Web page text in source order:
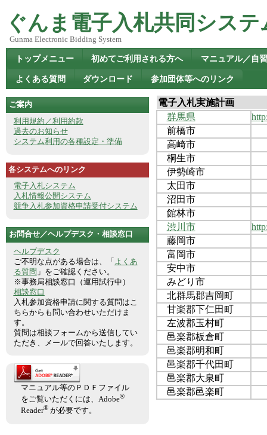
ぐんま電子入札共同システ
Gunma Electronic Bidding System
トップメニュー 初めてご利用される方へ
マニュアル／自
よくある質問
ダウンロード 参加団体等へのリンク
ご案内
利用規約／利用約款
過去のお知らせ
システム利用の各種設定・準備
各システムへのリンク
電子入札システム
入札情報公開システム
競争入札参加資格申請受付システム
お問合せ／ヘルプデスク・相談窓口
ヘルプデスク
ご不明な点がある場合は、「 よくあ
る質問 」をご確認ください。
※事務局相談窓口（運用試行中）
相談窓口
入札参加資格申請に関する質問はこ
ちらからも問い合わせいただけま
す。
質問は相談フォームから送信してい
ただき、メールで回答いたします。
マニュアル等のＰＤＦファイル
をご覧いただくには、Adobe®
Reader® が必要です。
電子入札実施計画
群馬県
前橋市
高崎市
桐生市
伊勢崎市
太田市
沼田市
館林市
渋川市
藤岡市
富岡市
安中市
みどり市
北群馬郡吉岡町
甘楽郡下仁田町
左波郡玉村町
邑楽郡板倉町
邑楽郡明和町
邑楽郡千代田町
邑楽郡大泉町
邑楽郡邑楽町